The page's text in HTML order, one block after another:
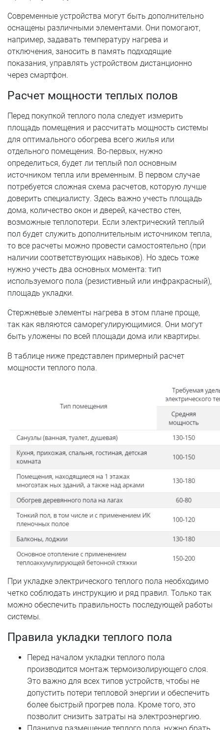
Современные устройства могут быть дополнительно
оснащены различными элементами. Они помогают,
например, задавать температуру нагрева и
отключения, заносить в память подходящие
показания, управлять устройством дистанционно
через смартфон.
Расчет мощности теплых полов
Перед покупкой теплого пола следует измерить
площадь помещения и рассчитать мощность системы
для оптимального обогрева всего жилья или
отдельного помещения. Во-первых, нужно
определиться, будет ли теплый пол основным
источником тепла или временным. В первом случае
потребуется сложная схема расчетов, которую лучше
доверить специалисту. Здесь важно учесть площадь
дома, количество окон и дверей, качество стен,
возможные теплопотери. Если электрический теплый
пол будет служить дополнительным источником тепла,
то все расчеты можно провести самостоятельно (при
наличии соответствующих навыков). Но здесь тоже
нужно учесть два основных момента: тип
используемого пола (резистивный или инфракрасный),
площадь укладки.
Стержневые элементы нагрева в этом плане проще,
так как являются саморегулирующимися. Они могут
быть уложены по всей площади дома или квартиры.
В таблице ниже представлен примерный расчет
мощности теплого пола.
При укладке электрического теплого пола необходимо
четко соблюдать инструкцию и ряд правил. Только так
можно обеспечить правильность последующей работы
системы.
Правила укладки теплого пола
Перед началом укладки теплого пола
производится монтаж термоизолирующего слоя.
Это важно для всех типов устройств, чтобы не
допустить потери тепловой энергии и обеспечить
более быстрый прогрев пола. Кроме того, это
позволит снизить затраты на электроэнергию.